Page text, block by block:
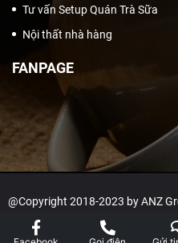
Tư vấn Setup Quán Trà Sữa
Nội thất nhà hàng
FANPAGE
@Copyright 2018-2023 by ANZ